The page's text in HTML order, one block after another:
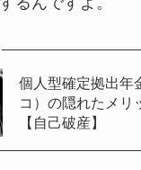
個人型確定拠出年
コ）の隠れたメリ
【自己破産】